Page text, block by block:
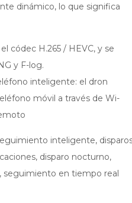
dinámico, lo que significa
códec H.265 / HEVC, y se
y F-log.
inteligente: el dron
móvil a través de Wi-
inteligente,
disparo nocturno,
seguimiento en tiempo real